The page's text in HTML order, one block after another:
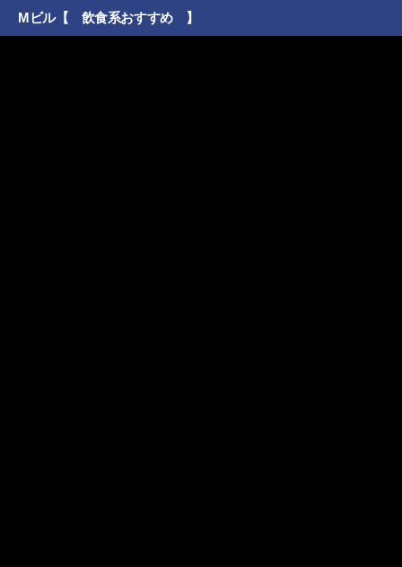
Mビル【 飲食系おすすめ 】